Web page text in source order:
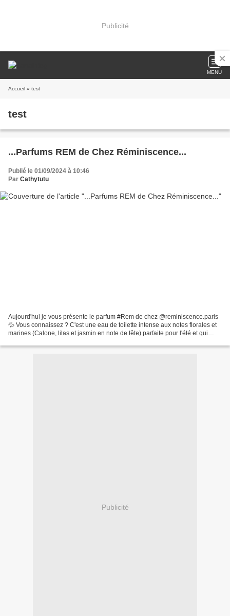
Publicité
MENU
Accueil » test
test
...Parfums REM de Chez Réminiscence...
Publié le 01/09/2024 à 10:46
Par Cathytutu
Aujourd'hui je vous présente le parfum #Rem de chez @reminiscence.paris
💦 Vous connaissez ? C'est une eau de toilette intense aux notes florales et
marines (Calone, lilas et jasmin en note de tête) parfaite pour l'été et qui
Publicité